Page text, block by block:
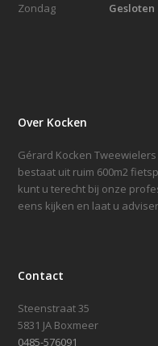
Zondag Gesloten
Over Kocken
Gérard Kocken
bestaat uit ruim 600m2
kunt u terecht bij onze
eens kijken en laat u
Contact
Steenstraat 35
5831 JA Boxmeer
0485-576091